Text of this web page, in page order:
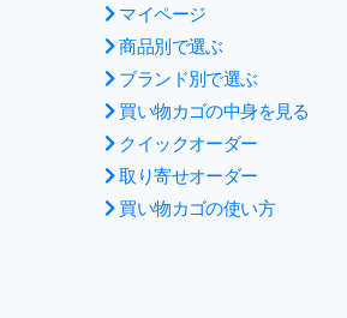
マイページ
商品別で選ぶ
ブランド別で選ぶ
買い物カゴの中身を見る
クイックオーダー
取り寄せオーダー
買い物カゴの使い方